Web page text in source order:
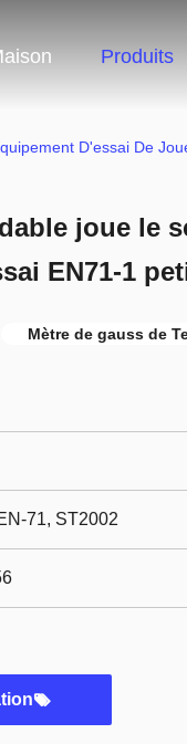
Produits
D'essai De
joue le
EN71-1
Mètre de gauss de
71, ST2002